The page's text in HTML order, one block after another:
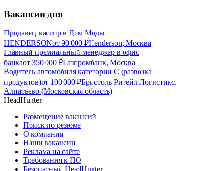
Вакансии дня
Продавец-кассир в Дом Моды
HENDERSONот 90 000 ₽Henderson, Москва
Главный премиальный менеджер в офис
банкаот 350 000 ₽Газпромбанк, Москва
Водитель автомобиля категории C (развозка
продуктов)от 100 000 ₽Бристоль Ритейл Логистикс,
Алпатьево (Московская область)
HeadHunter
Размещение вакансий
Поиск по резюме
О компании
Наши вакансии
Реклама на сайте
Требования к ПО
Безопасный HeadHunter